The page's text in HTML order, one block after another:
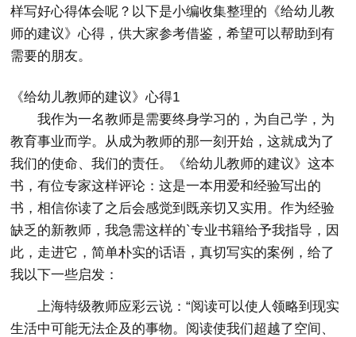
样写好心得体会呢？以下是小编收集整理的《给幼儿教
师的建议》心得，供大家参考借鉴，希望可以帮助到有
需要的朋友。
《给幼儿教师的建议》心得1
我作为一名教师是需要终身学习的，为自己学，为
教育事业而学。从成为教师的那一刻开始，这就成为了
我们的使命、我们的责任。《给幼儿教师的建议》这本
书，有位专家这样评论：这是一本用爱和经验写出的
书，相信你读了之后会感觉到既亲切又实用。作为经验
缺乏的新教师，我急需这样的`专业书籍给予我指导，因
此，走进它，简单朴实的话语，真切写实的案例，给了
我以下一些启发：
上海特级教师应彩云说：“阅读可以使人领略到现实
生活中可能无法企及的事物。阅读使我们超越了空间、